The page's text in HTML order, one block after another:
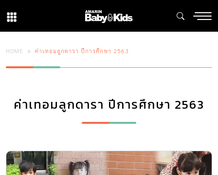
HOME ค่าเทอมลูกดารา ปีการศึกษา 2563
ค่าเทอมลูกดารา ปีการศึกษา 2563